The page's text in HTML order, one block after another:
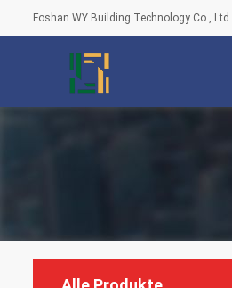
Foshan WY Building Technology Co., Ltd.